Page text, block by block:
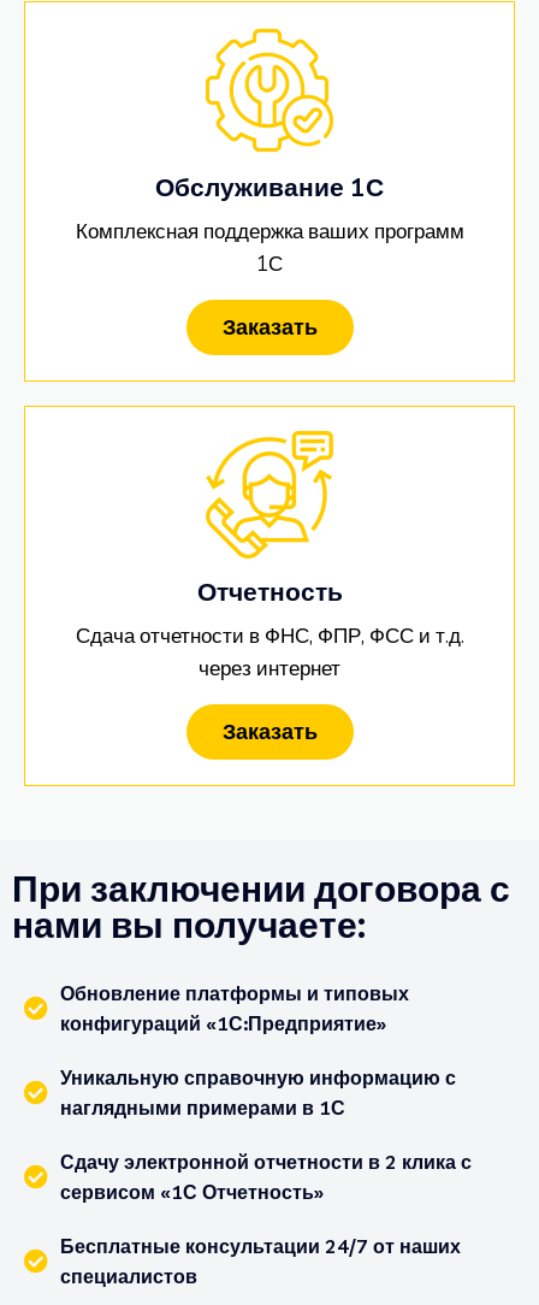
Обслуживание 1С
Комплексная поддержка ваших программ
1С
Заказать
Отчетность
Сдача отчетности в ФНС, ФПР, ФСС и т.д.
через интернет
Заказать
При заключении договора с
нами вы получаете:
Обновление платформы и типовых
конфигураций «1С:Предприятие»
Уникальную справочную информацию с
наглядными примерами в 1С
Сдачу электронной отчетности в 2 клика с
сервисом «1С Отчетность»
Бесплатные консультации 24/7 от наших
специалистов